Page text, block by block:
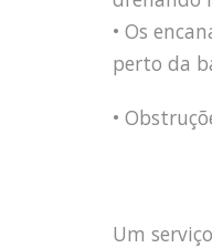
• Os
perto da
•
Um